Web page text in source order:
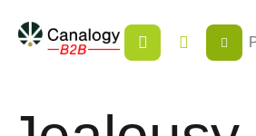
obsah
NÁKUPNÍ
KOŠÍK